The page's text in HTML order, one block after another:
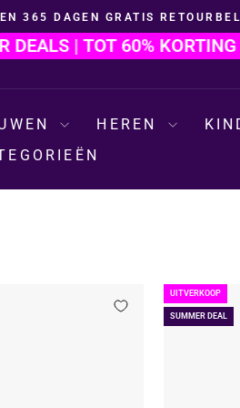
Diavoorstelling
pauzeren
365 DAGEN GRATIS
| TOT 60% KORTING -
HEREN
SUMMER DEAL
UITVERKOOP